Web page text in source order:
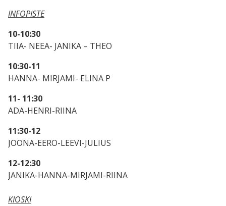
INFOPISTE
10-10:30
TIIA- NEEA- JANIKA – THEO
10:30-11
HANNA- MIRJAMI- ELINA P
11- 11:30
ADA-HENRI-RIINA
11:30-12
JOONA-EERO-LEEVI-JULIUS
12-12:30
JANIKA-HANNA-MIRJAMI-RIINA
KIOSKI